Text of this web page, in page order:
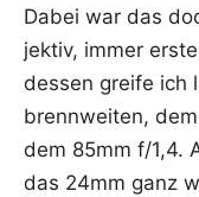
Dabei war das
jek­tiv, immer
des­sen grei­fe ich
brenn­wei­ten,
dem 85mm f/1,4.
das 24mm ganz